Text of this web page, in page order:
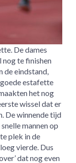
De dames
nog te finishen
de eindstand,
estafette
het nog
wissel dat er
De winnende tijd
mannen op
plek in de
vierde. Dus
dat nog even